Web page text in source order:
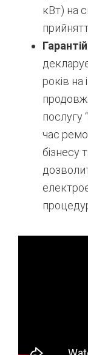
кВт) на
років
послугу
час
бізнесу